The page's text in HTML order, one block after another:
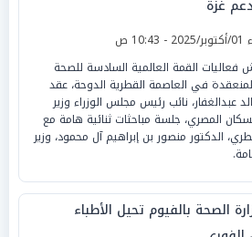
غزة
ص
القمة العالمية السادسة للصحة
في العاصمة القطرية الدوحة، عقد
عبدالغفار، نائب رئيس مجلس الوزراء وزير
المصري، جلسة مباحثات ثنائية هامة مع
الدكتور منصور بن إبراهيم آل محمود، وزير
الصحة بالفيوم تحيل الأطباء